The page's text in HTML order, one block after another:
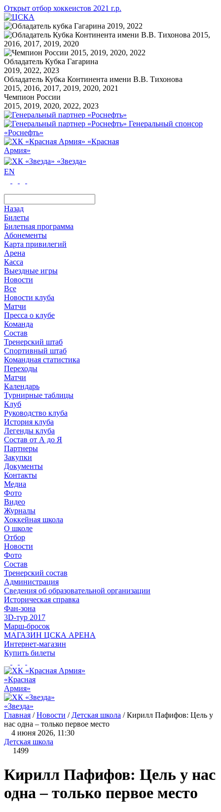
Открыт отбор хоккеистов 2021 г.р.
Обладатель Кубка Гагарина
2019, 2022, 2023
Обладатель Кубка Континента имени В.В. Тихонова
2015, 2016, 2017, 2019, 2020, 2021
Чемпион России
2015, 2019, 2020, 2022, 2023
Генеральный спонсор
«Роснефть»
«Красная
Армия»
«Звезда»
EN
Назад
Билеты
Билетная программа
Абонементы
Карта привилегий
Арена
Касса
Выездные игры
Новости
Все
Новости клуба
Матчи
Пресса о клубе
Команда
Состав
Тренерский штаб
Спортивный штаб
Командная статистика
Переходы
Матчи
Календарь
Турнирные таблицы
Клуб
Руководство клуба
История клуба
Легенды клуба
Состав от А до Я
Партнеры
Закупки
Документы
Контакты
Медиа
Фото
Видео
Журналы
Хоккейная школа
О школе
Отбор
Новости
Фото
Состав
Тренерский состав
Администрация
Сведения об образовательной организации
Историческая справка
Фан-зона
3D-тур 2017
Марш-бросок
МАГАЗИН ЦСКА АРЕНА
Интернет-магазин
Купить билеты
«Красная
Армия»
«Звезда»
Главная /Новости / Детская школа /Кирилл Пафифов: Цель у
нас одна – только первое место
4 июня 2026, 11:30
Детская школа
1499
Кирилл Пафифов: Цель у нас
одна – только первое место